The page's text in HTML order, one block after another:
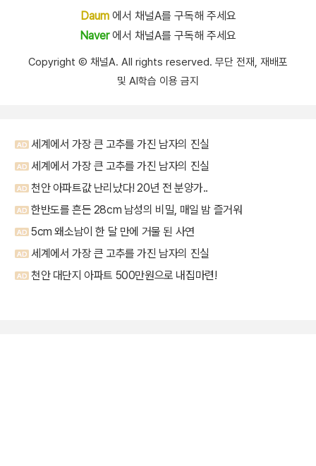
Daum에서 채널A를 구독해 주세요
Naver에서 채널A를 구독해 주세요
Copyright Ⓒ 채널A. All rights reserved. 무단 전재, 재배포
및 AI학습 이용 금지